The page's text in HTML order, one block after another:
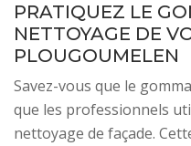
PRATIQUEZ LE
NETTOYAGE DE
PLOUGOUMELEN
Savez-vous que le
que les professionnels
nettoyage de façade.